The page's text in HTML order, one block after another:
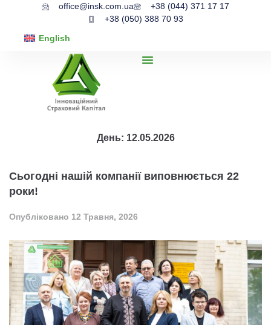
office@insk.com.ua
+38 (044) 371 17 17
+38 (050) 388 70 93
English
День: 12.05.2026
Сьогодні нашій компанії виповнюється 22
роки!
Опубліковано 12 Травня, 2026